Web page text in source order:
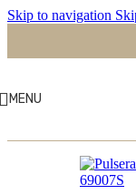
Skip to navigation
MENU